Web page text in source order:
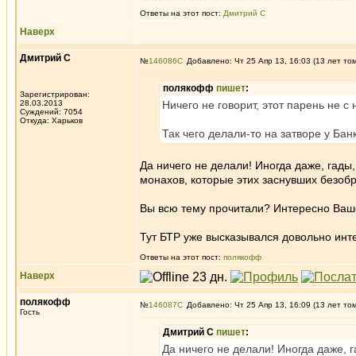
Ответы на этот пост: Дмитрий С
Наверх
Дмитрий С
Зарегистрирован:
28.03.2013
Суждений: 7054
Откуда: Харьков
№146086 Добавлено: Чт 25 Апр 13, 16:03 (13 лет
полякофф пишет:
Ничего не говорит, этот парень не
Так чего делали-то на затворе у
Да ничего не делали! Иногда даже,
монахов, которые этих заснувших
Вы всю тему прочитали? Интересно
Тут БТР уже высказывался довольно
Ответы на этот пост: полякофф
Наверх
полякофф
Гость
№146087 Добавлено: Чт 25 Апр 13, 16:09 (13 лет
Дмитрий С пишет:
Да ничего не делали! Иногда даже,